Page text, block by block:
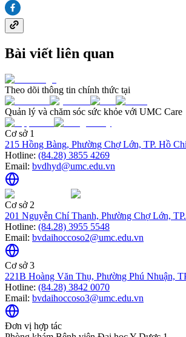
Bài viết liên quan
Theo dõi thông tin chính thức tại
Quản lý và chăm sóc sức khỏe với UMC Care
Cơ sở 1
215 Hồng Bàng, Phường Chợ Lớn, TP. Hồ
Hotline: (84.28) 3855 4269
Email: bvdhyd@umc.edu.vn
Cơ sở 2
201 Nguyễn Chí Thanh, Phường Chợ Lớn,
Hotline: (84.28) 3955 5548
Email: bvdaihoccoso2@umc.edu.vn
Cơ sở 3
221B Hoàng Văn Thụ, Phường Phú Nhuận,
Hotline: (84.28) 3842 0070
Email: bvdaihoccoso3@umc.edu.vn
Đơn vị hợp tác